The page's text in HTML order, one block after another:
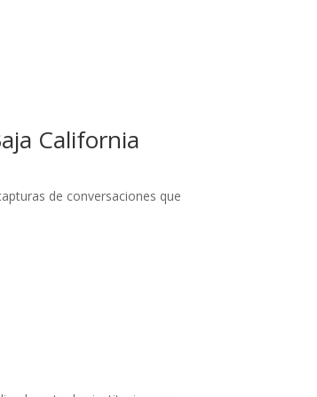
California
de conversaciones que